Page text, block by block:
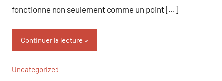
fonctionne non seulement comme un point […]
Continuer la lecture
Uncategorized